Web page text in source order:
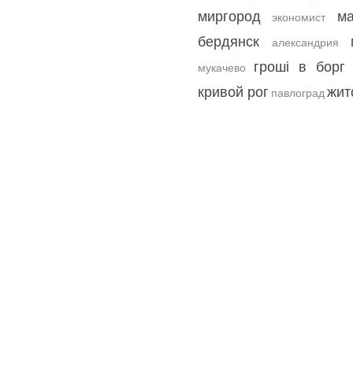
миргород экономист
бердянск
александрия
мукачево
гроші в борг
кривой рог павлоград